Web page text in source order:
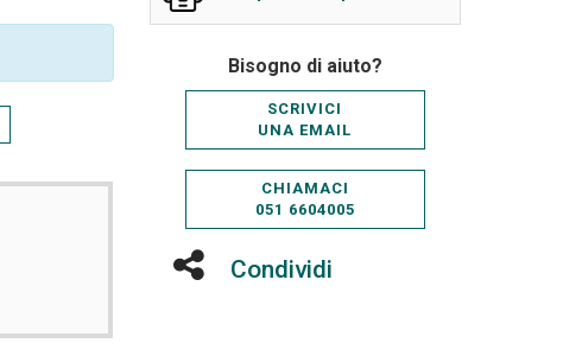
Bisogno di aiuto?
SCRIVICI
UNA EMAIL
CHIAMACI
051 6604005
Condividi